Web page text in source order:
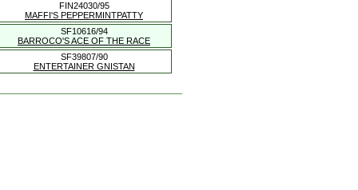
FIN24030/95
MAFFI'S PEPPERMINTPATTY
SF10616/94
BARROCO'S ACE OF THE RACE
SF39807/90
ENTERTAINER GNISTAN